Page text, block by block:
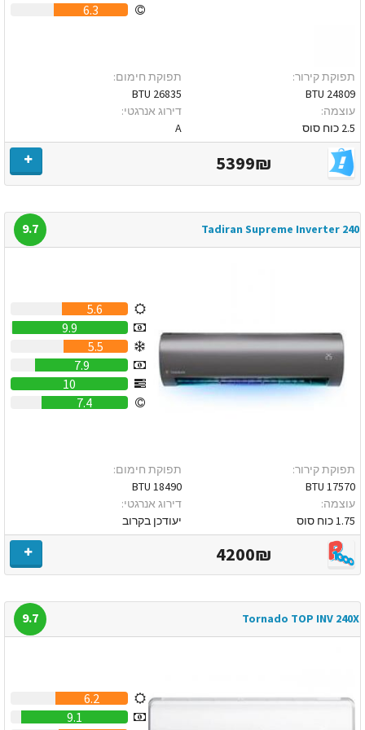
6.3
תפוקת קירור:
24809 BTU
עוצמה:
2.5 כוח סוס
תפוקת חימום:
26835 BTU
דירוג אנרגטי:
A
5399₪
Tadiran Supreme Inverter 240
9.7
5.6
9.9
5.5
7.9
10
7.4
תפוקת קירור:
17570 BTU
עוצמה:
1.75 כוח סוס
תפוקת חימום:
18490 BTU
דירוג אנרגטי:
יעודכן בקרוב
4200₪
Tornado TOP INV 240X
9.7
6.2
9.1